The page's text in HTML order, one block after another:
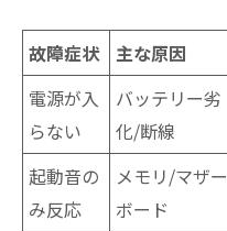
故障症状 主な原因
電源が入
らない
バッテリー劣
化/断線
起動音の
み反応
メモリ/マザー
ボード